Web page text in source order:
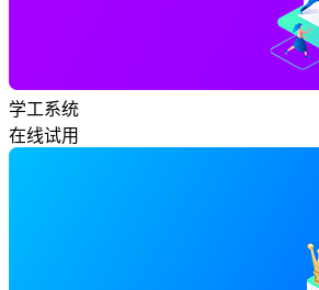
学工系统
在线试用